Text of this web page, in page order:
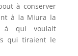
à conserver
à la Miura la
à qui voulait
qui tiraient le